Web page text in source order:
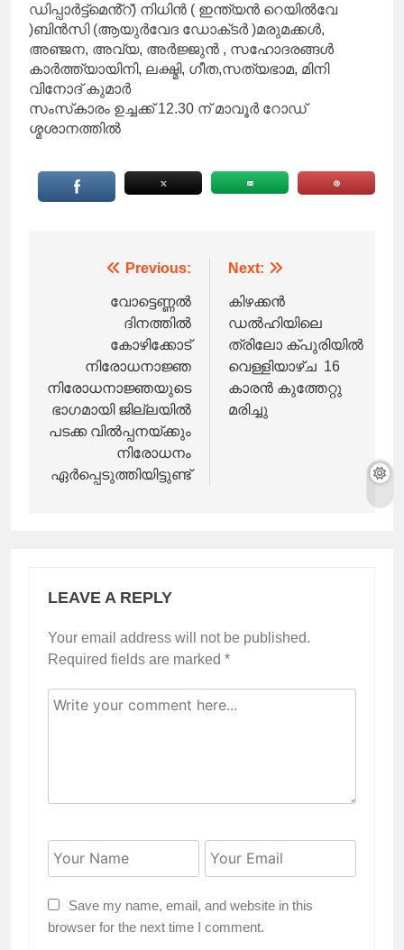
ഡിപ്പാർട്ട്മെൻ്റ്) നിധിൻ ( ഇന്ത്യൻ റെയിൽവേ
)ബിൻസി (ആയുർവേദ ഡോക്‌ടർ )മരുമക്കൾ,
അഞ്ജന, അവ്യ, അർജ്ജുൻ , സഹോദരങ്ങൾ
കാർത്ത്യായിനി, ലക്ഷ്മി, ഗീത,സത്യഭാമ, മിനി
വിനോദ് കുമാർ
സംസ്‌കാരം ഉച്ചക്ക് 12.30 ന് മാവൂർ റോഡ്
ശ്മശാനത്തിൽ
navigation
Previous:
വോട്ടെണ്ണൽ
ദിനത്തിൽ
കോഴിക്കോട്
നിരോധനാജ്ഞ
നിരോധനാജ്ഞയുടെ
ഭാഗമായി ജില്ലയിൽ
പടക്ക വിൽപ്പനയ്ക്കും
നിരോധനം
ഏർപ്പെടുത്തിയിട്ടുണ്ട്
Next:
കിഴക്കൻ
ഡൽഹിയിലെ
ത്രിലോ ക്പുരിയിൽ
വെള്ളിയാഴ്ച 16
കാരൻ കുത്തേറ്റു
മരിച്ചു
LEAVE A REPLY
Your email address will not be published.
Required fields are marked *
Save my name, email, and website in this
browser for the next time I comment.